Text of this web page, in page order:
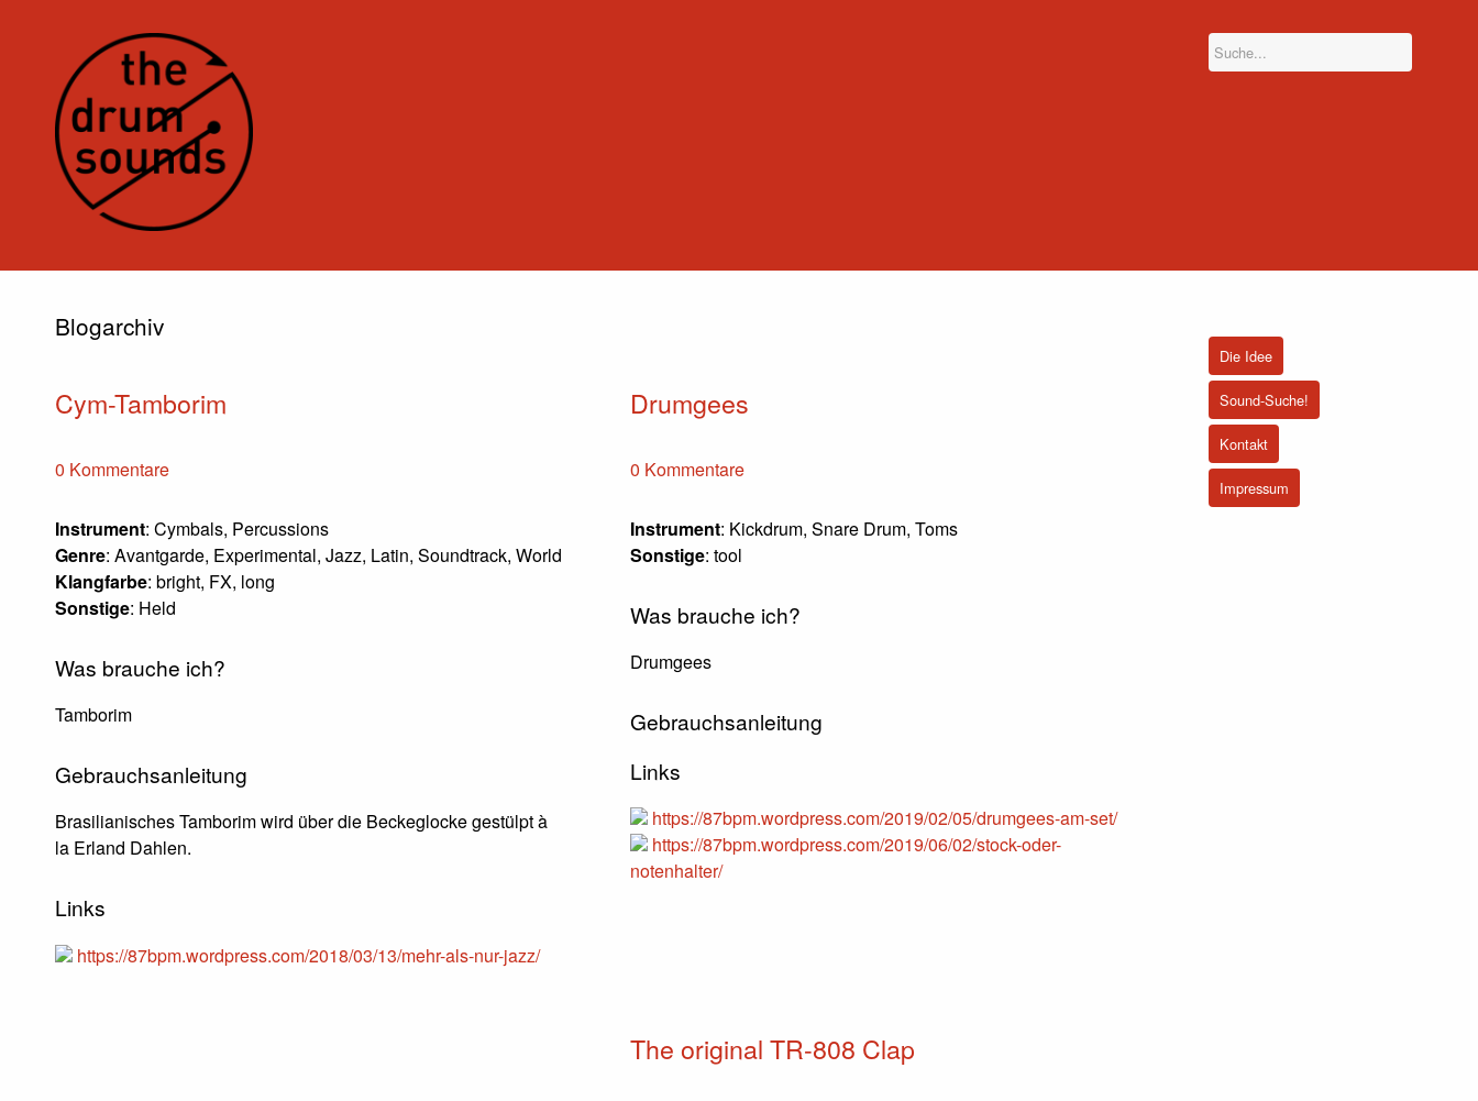
Blogarchiv
Cym-Tamborim
0 Kommentare
Instrument: Cymbals, Percussions
Genre: Avantgarde, Experimental, Jazz, Latin, Soundtrack, World
Klangfarbe: bright, FX, long
Sonstige: Held
Was brauche ich?
Tamborim
Gebrauchsanleitung
Brasilianisches Tamborim wird über die Beckeglocke gestülpt à
la Erland Dahlen.
Links
https://87bpm.wordpress.com/2018/03/13/mehr-als-nur-jazz/
Drumgees
0 Kommentare
Instrument: Kickdrum, Snare Drum, Toms
Sonstige: tool
Was brauche ich?
Drumgees
Gebrauchsanleitung
Links
https://87bpm.wordpress.com/2019/02/05/drumgees-am-set/
https://87bpm.wordpress.com/2019/06/02/stock-oder-
notenhalter/
The original TR-808 Clap
Die Idee
Sound-Suche!
Kontakt
Impressum